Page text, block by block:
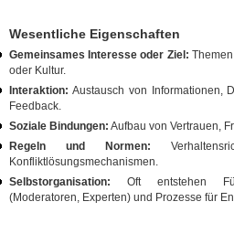
Wesentliche Eigenschaften
Gemeinsames Interesse oder Ziel:
oder Kultur.
Interaktion: Austausch von Informationen,
Feedback.
Soziale Bindungen: Aufbau von Vertrauen,
Regeln und Normen:
Konfliktlösungsmechanismen.
Selbstorganisation: Oft entstehen
(Moderatoren, Experten) und Prozesse für